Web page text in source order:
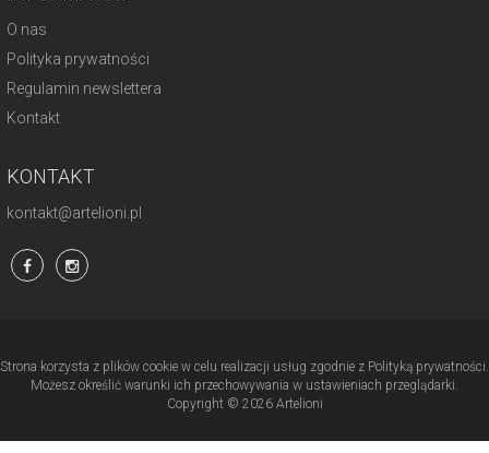
O nas
Polityka prywatności
Regulamin newslettera
Kontakt
KONTAKT
kontakt@artelioni.pl
Strona korzysta z plików cookie w celu realizacji usług zgodnie z Polityką prywatności.
Możesz określić warunki ich przechowywania w ustawieniach przeglądarki.
Copyright © 2026 Artelioni